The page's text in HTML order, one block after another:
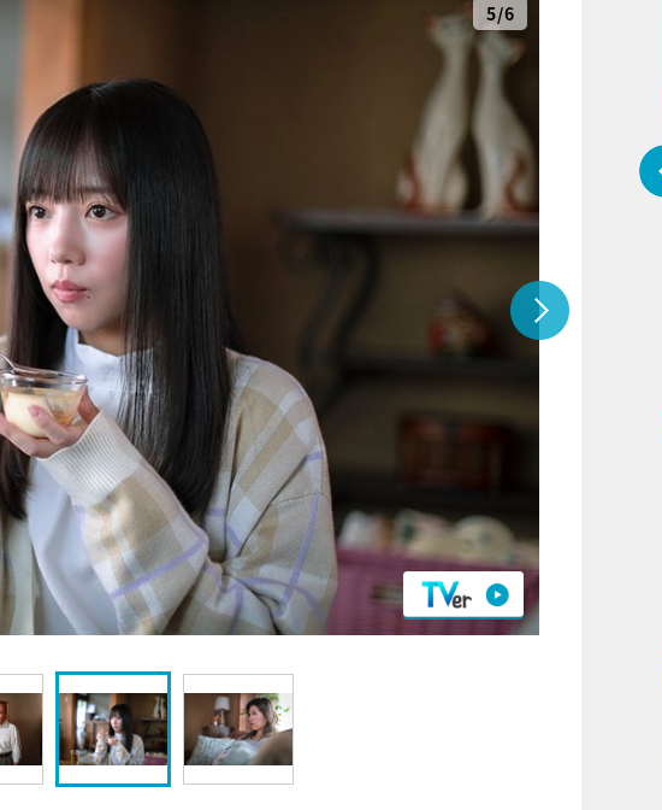
5/6
『アイ＝ラブ！げーみんぐ』＝LOV